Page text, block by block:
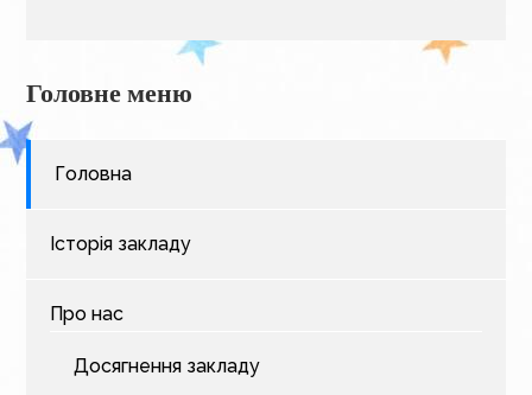
Головне меню
Головна
Історія закладу
Про нас
Досягнення закладу